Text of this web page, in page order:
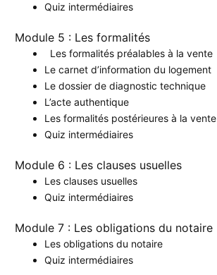
Quiz intermédiaires
Module 5 : Les formalités
Les formalités préalables à la vente
Le carnet d’information du logement
Le dossier de diagnostic technique
L’acte authentique
Les formalités postérieures à la vente
Quiz intermédiaires
Module 6 : Les clauses usuelles
Les clauses usuelles
Quiz intermédiaires
Module 7 : Les obligations du notaire
Les obligations du notaire
Quiz intermédiaires